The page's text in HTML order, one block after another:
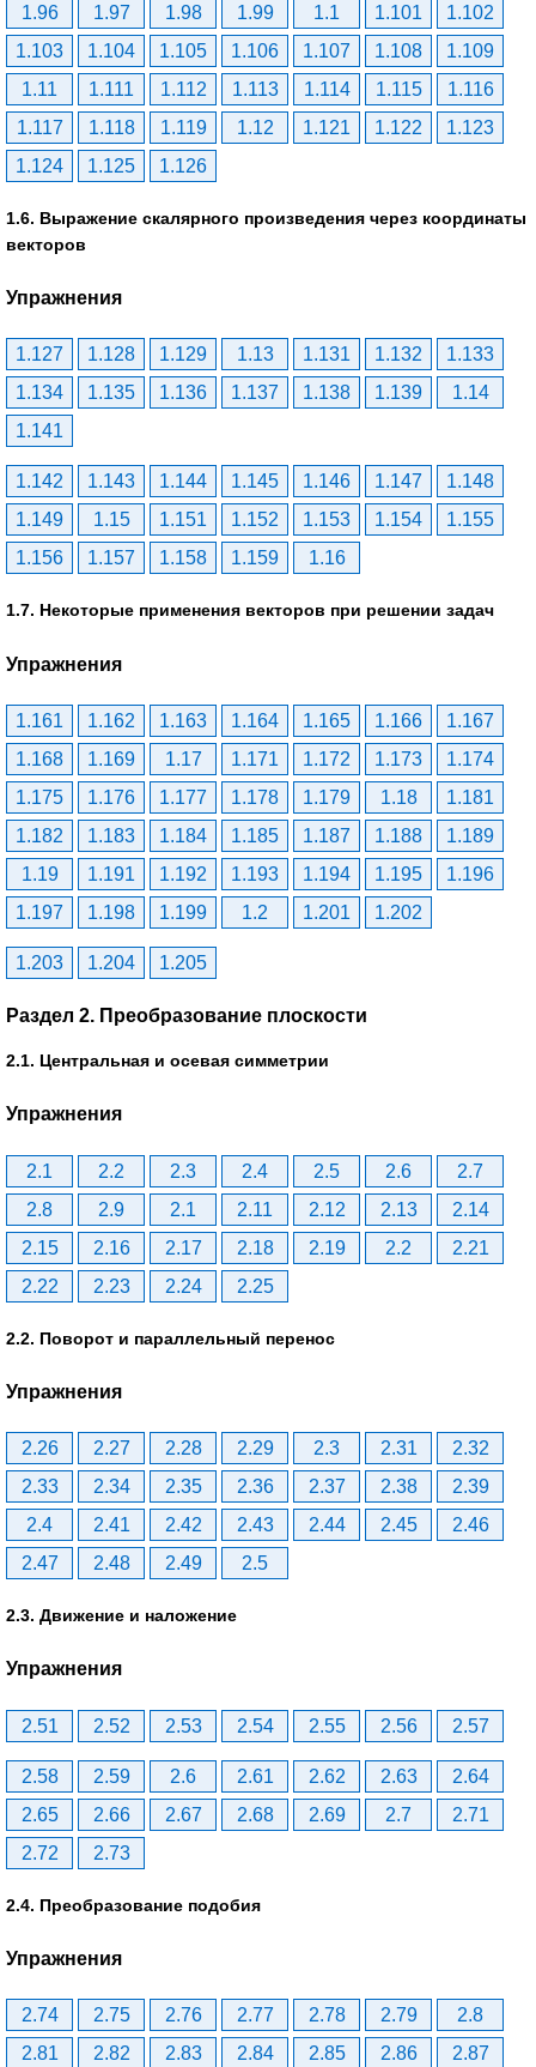
1.96 1.97 1.98 1.99 1.1 1.101
1.102
1.103
1.104 1.105 1.106 1.107 1.108
1.109
1.11
1.111 1.112 1.113 1.114 1.115
1.116
1.117
1.118 1.119 1.12 1.121 1.122
1.123
1.124
1.125 1.126
1.6. Выражение скалярного произведения через координаты
векторов
Упражнения
1.127 1.128 1.129 1.13 1.131 1.132
1.133
1.134
1.135 1.136 1.137 1.138 1.139
1.14
1.141
1.142 1.143 1.144 1.145 1.146 1.147
1.148
1.149
1.15 1.151 1.152 1.153 1.154
1.155
1.156
1.157 1.158 1.159 1.16
1.7. Некоторые применения векторов при решении задач
Упражнения
1.161 1.162 1.163 1.164 1.165 1.166
1.167
1.168
1.169 1.17 1.171 1.172 1.173
1.174
1.175
1.176 1.177 1.178 1.179 1.18
1.181
1.182
1.183 1.184 1.185 1.187 1.188
1.189
1.19
1.191 1.192 1.193 1.194 1.195
1.196
1.197
1.198 1.199 1.2 1.201 1.202
1.203 1.204 1.205
Раздел 2. Преобразование плоскости
2.1. Центральная и осевая симметрии
Упражнения
2.1 2.2 2.3 2.4 2.5 2.6
2.7
2.8
2.9 2.1 2.11 2.12 2.13
2.14
2.15
2.16 2.17 2.18 2.19 2.2
2.21
2.22
2.23 2.24 2.25
2.2. Поворот и параллельный перенос
Упражнения
2.26 2.27 2.28 2.29 2.3 2.31
2.32
2.33
2.34 2.35 2.36 2.37 2.38
2.39
2.4
2.41 2.42 2.43 2.44 2.45
2.46
2.47
2.48 2.49 2.5
2.3. Движение и наложение
Упражнения
2.51 2.52 2.53 2.54 2.55 2.56 2.57
2.58 2.59 2.6 2.61 2.62 2.63
2.64
2.65
2.66 2.67 2.68 2.69 2.7
2.71
2.72
2.73
2.4. Преобразование подобия
Упражнения
2.74 2.75 2.76 2.77 2.78 2.79
2.8
2.81
2.82 2.83 2.84 2.85 2.86 2.87